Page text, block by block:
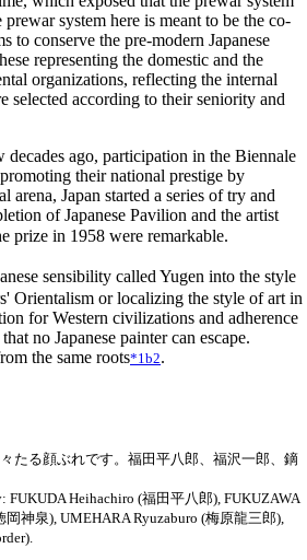
system here is meant to be the co-
conserve the pre-modern Japanese
representing the domestic and the
organizations, reflecting the internal
selected according to their seniority and
decades ago, participation in the Biennale
their national prestige by
Japan started a series of try and
of Japanese Pavilion and the artist
in 1958 were remarkable.
sensibility called Yugen into the style
Orientalism or localizing the style of art in
for Western civilizations and adherence
no Japanese painter can escape.
the same roots*1b2.
たる顔ぶれです。福田平八郎、福沢一郎、鏑
FUKUDA Heihachiro (福田平八郎), FUKUZAWA
神泉), UMEHARA Ryuzaburo (梅原龍三郎),